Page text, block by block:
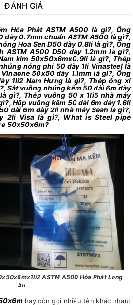
ĐÁNH GIÁ
Hòa Phát ASTM A500 là gì?, Ống
dày 0.7mm chuẩn ASTM A500 là gì?,
Hoa Sen D50 dày 0.8li là gì?, Ống
ASTM A500 D50 dày 1.2mm là gì?,
kim 50x50x6mx0.9li là gì?, Thép
nóng phi 50 dày 1li Vinasteel là
50x50 dày 1.1mm là gì?, Ống
1li2 Nam Hưng là gì?, Thép ống xi
Sắt vuông nhúng kẽm 50 dài 6m dày
gì?, Thép vuông 50 x 1li5 nhà máy
Hộp vuông kẽm 50 dài 6m dày 1.6li
dài 6m dày 2li nhà máy Seah là gì?,
2li Visa là gì?, What is Steel pipe
50x50x6m?
ASTM A500 Hòa Phát Long
An
hay còn gọi nhiều tên khác nhau: